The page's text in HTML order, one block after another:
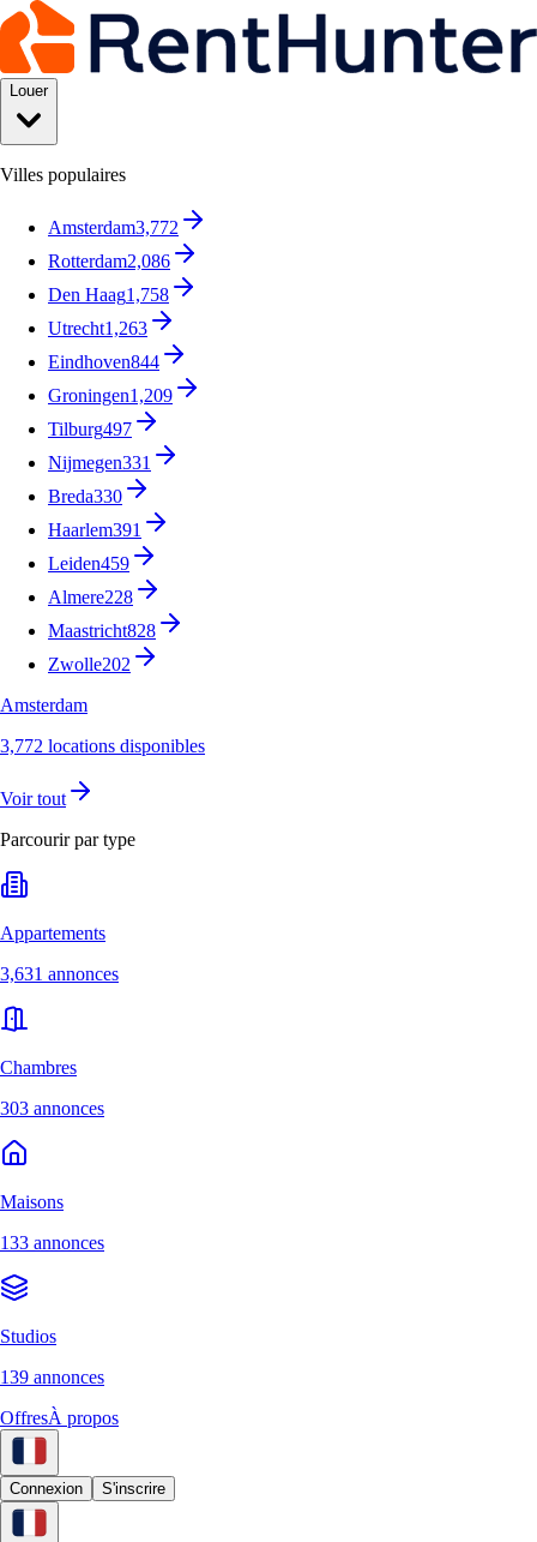
Louer
Villes populaires
Amsterdam3,772
Rotterdam2,086
Den Haag1,758
Utrecht1,263
Eindhoven844
Groningen1,209
Tilburg497
Nijmegen331
Breda330
Haarlem391
Leiden459
Almere228
Maastricht828
Zwolle202
Amsterdam
3,772 locations disponibles
Voir tout
Parcourir par type
Appartements
3,631 annonces
Chambres
303 annonces
Maisons
133 annonces
Studios
139 annonces
OffresÀ propos
Connexion S'inscrire